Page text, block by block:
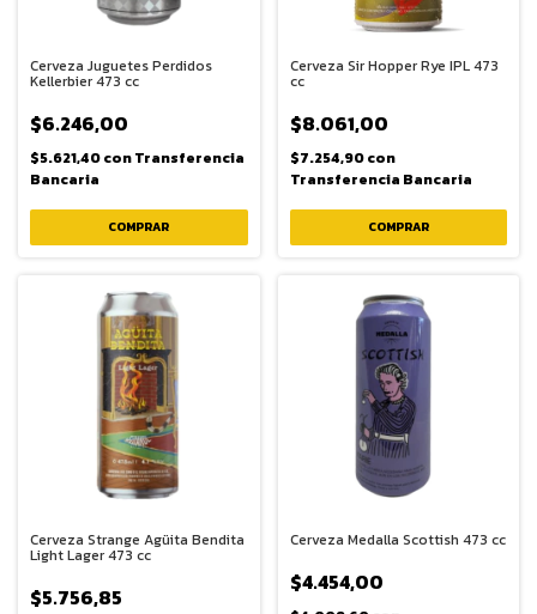
Cerveza Juguetes Perdidos
Kellerbier 473 cc
$6.246,00
$5.621,40conTransferencia
Bancaria
Cerveza Sir Hopper Rye IPL 473
cc
$8.061,00
$7.254,90con
Transferencia Bancaria
Cerveza Strange Agüita Bendita
Light Lager 473 cc
$5.756,85
Cerveza Medalla Scottish 473 cc
$4.454,00